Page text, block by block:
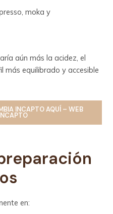
moka y
aún más la acidez, el
más equilibrado y accesible
INCAPTOAQUÍ – WEB
en: